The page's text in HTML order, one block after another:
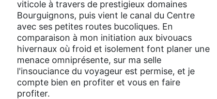
viticole à travers de prestigieux domaines
Bourguignons, puis vient le canal du Centre
avec ses petites routes bucoliques. En
comparaison à mon initiation aux bivouacs
hivernaux où froid et isolement font planer une
menace omniprésente, sur ma selle
l'insouciance du voyageur est permise, et je
compte bien en profiter et vous en faire
profiter.